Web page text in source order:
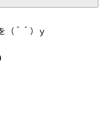
（＾＾）ｙ